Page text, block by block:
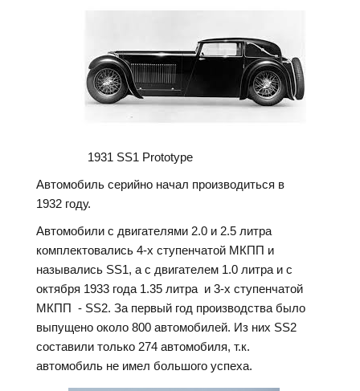
1931 SS1 Prototype
Автомобиль серийно начал производиться в
1932 году.
Автомобили с двигателями 2.0 и 2.5 литра
комплектовались 4-х ступенчатой МКПП и
назывались SS1, а с двигателем 1.0 литра и с
октября 1933 года 1.35 литра и 3-х ступенчатой
МКПП - SS2. За первый год производства было
выпущено около 800 автомобилей. Из них SS2
составили только 274 автомобиля, т.к.
автомобиль не имел большого успеха.